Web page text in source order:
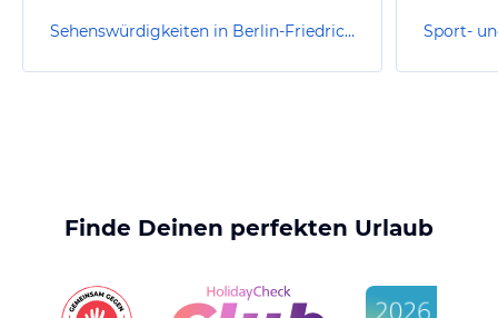
Sehenswürdigkeiten in Berlin-Friedrichshain-Kreuzberg
Finde Deinen perfekten Urlaub